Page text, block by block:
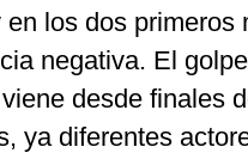
los dos primeros
negativa. El
desde finales
ya diferentes